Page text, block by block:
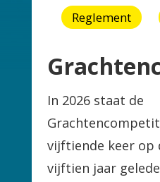
Reglement
In 2026 staat de
vijftiende keer op
vijftien jaar